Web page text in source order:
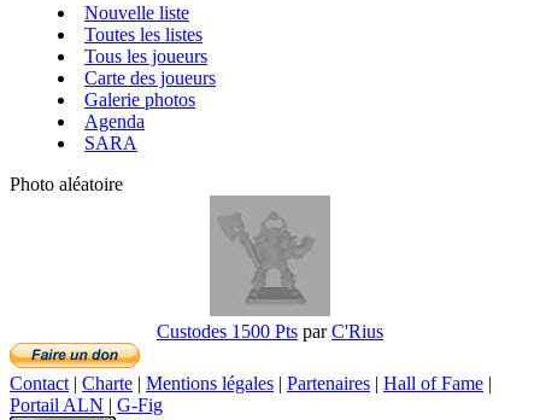
Nouvelle liste
Toutes les listes
Tous les joueurs
Carte des joueurs
Galerie photos
Agenda
SARA
Photo aléatoire
Custodes 1500 Pts parC'Rius
Contact | Charte | Mentions légales | Partenaires | Hall of Fame |
Portail ALN | G-Fig